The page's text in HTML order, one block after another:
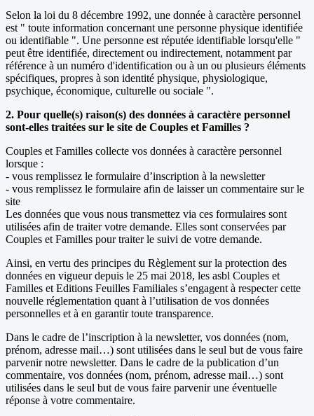
Selon la loi du 8 décembre 1992, une donnée à caractère personnel
est " toute information concernant une personne physique identifiée
ou identifiable ". Une personne est réputée identifiable lorsqu'elle "
peut être identifiée, directement ou indirectement, notamment par
référence à un numéro d'identification ou à un ou plusieurs éléments
spécifiques, propres à son identité physique, physiologique,
psychique, économique, culturelle ou sociale ".
2. Pour quelle(s) raison(s) des données à caractère personnel
sont-elles traitées sur le site de Couples et Familles ?
Couples et Familles collecte vos données à caractère personnel
lorsque :
- vous remplissez le formulaire d’inscription à la newsletter
- vous remplissez le formulaire afin de laisser un commentaire sur le
site
Les données que vous nous transmettez via ces formulaires sont
utilisées afin de traiter votre demande. Elles sont conservées par
Couples et Familles pour traiter le suivi de votre demande.
Ainsi, en vertu des principes du Règlement sur la protection des
données en vigueur depuis le 25 mai 2018, les asbl Couples et
Familles et Editions Feuilles Familiales s’engagent à respecter cette
nouvelle réglementation quant à l’utilisation de vos données
personnelles et à en garantir toute transparence.
Dans le cadre de l’inscription à la newsletter, vos données (nom,
prénom, adresse mail…) sont utilisées dans le seul but de vous faire
parvenir notre newsletter. Dans le cadre de la publication d’un
commentaire, vos données (nom, prénom, adresse mail…) sont
utilisées dans le seul but de vous faire parvenir une éventuelle
réponse à votre commentaire.